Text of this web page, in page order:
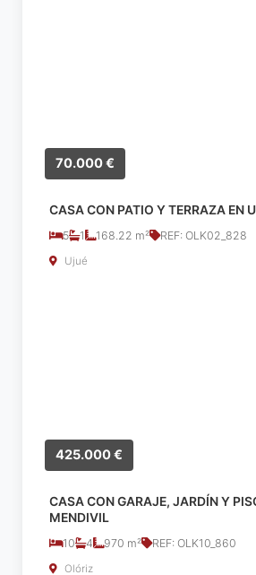
70.000 €
CASA CON PATIO Y TERRAZA EN
5 1 168.22 m² REF: OLK02_828
Ujué
425.000 €
CASA CON GARAJE, JARDÍN Y
MENDIVIL
10 4 970 m² REF: OLK10_860
Olóriz